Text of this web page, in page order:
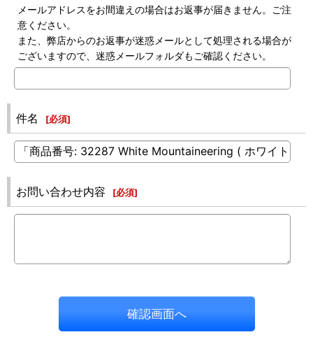
メールアドレスをお間違えの場合はお返事が届きません。ご注
意ください。
また、弊店からのお返事が迷惑メールとして処理される場合が
ございますので、迷惑メールフォルダもご確認ください。
件名 [必須]
お問い合わせ内容 [必須]
確認画面へ